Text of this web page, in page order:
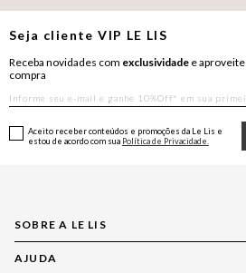
Seja clienteVIP LE LIS
Receba novidades com exclusividade e aproveite
compra
Aceito receber conteúdos e promoções da Le Lis e
estou de acordo com sua Política de Privacidade.
SOBRE A LE LIS
Quem Somos
AJUDA